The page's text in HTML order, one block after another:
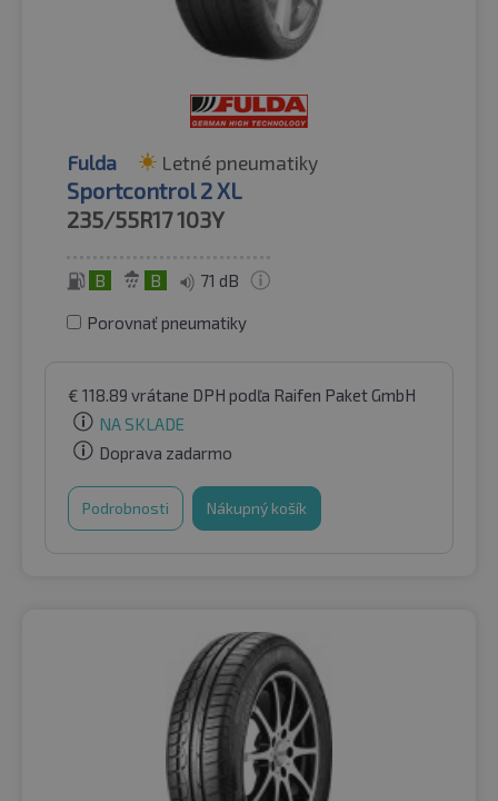
Fulda Letné pneumatiky
Sportcontrol 2 XL
235/55R17103Y
B B 71 dB
Porovnať pneumatiky
€ 118.89 vrátane DPH podľa Raifen Paket GmbH
NA SKLADE
Doprava zadarmo
Podrobnosti Nákupný košík